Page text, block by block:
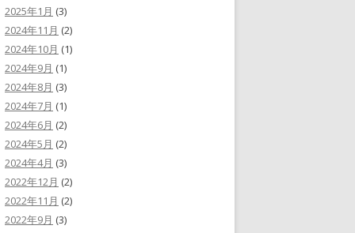
2025年1月 (3)
2024年11月 (2)
2024年10月 (1)
2024年9月 (1)
2024年8月 (3)
2024年7月 (1)
2024年6月 (2)
2024年5月 (2)
2024年4月 (3)
2022年12月 (2)
2022年11月 (2)
2022年9月 (3)